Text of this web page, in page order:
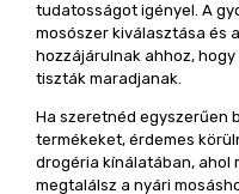
tudatosságot igényel. A
mosószer kiválasztása és
hozzájárulnak ahhoz,
tiszták maradjanak.
Ha szeretnéd egyszerűen
termékeket, érdemes
drogéria kínálatában, ahol
megtalálsz a nyári